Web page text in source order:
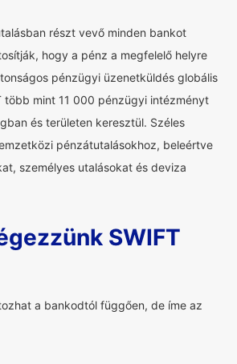
részt vevő minden bankot
hogy a pénz a megfelelő helyre
pénzügyi üzenetküldés globális
több mint 11 000 pénzügyi intézményt
és területen keresztül. Széles
pénzátutalásokhoz, beleértve
személyes utalásokat és deviza
SWIFT
a bankodtól függően, de íme az